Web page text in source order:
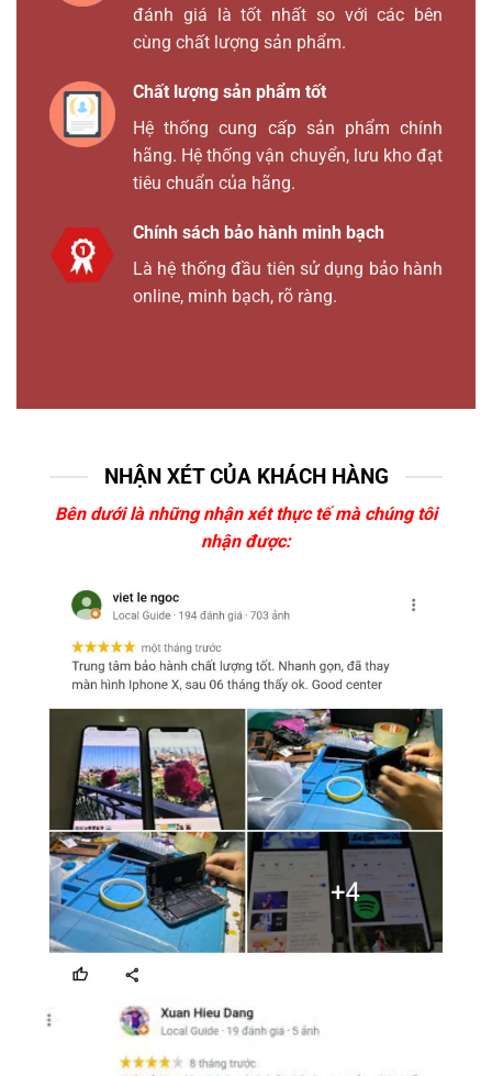
đánh giá là tốt nhất so với các bên
cùng chất lượng sản phẩm.
Chất lượng sản phẩm tốt
Hệ thống cung cấp sản phẩm chính
hãng. Hệ thống vận chuyển, lưu kho đạt
tiêu chuẩn của hãng.
Chính sách bảo hành minh bạch
Là hệ thống đầu tiên sử dụng bảo hành
online, minh bạch, rõ ràng.
NHẬN XÉT CỦA KHÁCH HÀNG
Bên dưới là những nhận xét thực tế mà chúng tôi
nhận được: